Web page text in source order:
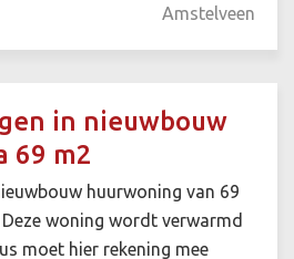
Amstelveen
in nieuwbouw
69 m2
huurwoning van 69
woning wordt verwarmd
moet hier rekening mee